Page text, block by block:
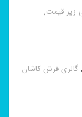
زیر قیمت,
,گالری فرش کاشان